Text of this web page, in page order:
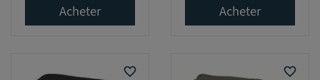
Acheter Acheter
favorite_border favorite_border